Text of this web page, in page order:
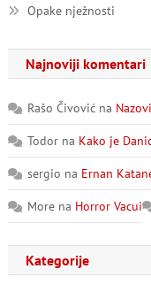
Opake nježnosti
Najnoviji komentari
Rašo Čivovićna
Todorna Kako je
sergio na Ernan
Morena Horror Vacui
Kategorije